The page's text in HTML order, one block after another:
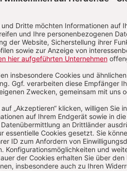
MEHR ZU
Ausgabe
Gelebte
stellt
Handeln im
Einblicke in
Freiräume